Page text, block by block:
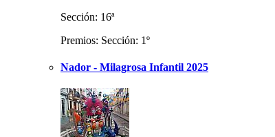
Sección: 16ª
Premios: Sección: 1º
Nador - Milagrosa Infantil 2025